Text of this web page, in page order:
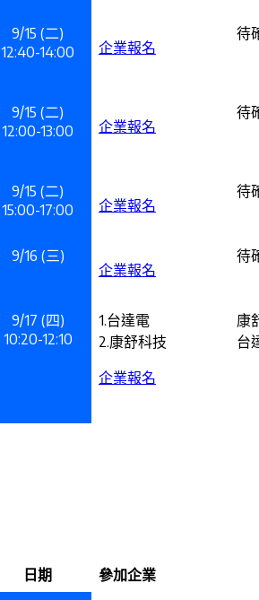
9/15 (二)
12:40-14:00
企業報名
待
9/15 (二)
12:00-13:00
企業報名
待
9/15 (二)
15:00-17:00
企業報名
待
9/16 (三)
企業報名
待
9/17 (四)
10:20-12:10
1.台達電
2.康舒科技
企業報名
康
台
日期
參加企業